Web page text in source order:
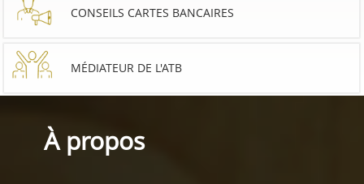
CONSEILS CARTES BANCAIRES
MÉDIATEUR DE L'ATB
À propos